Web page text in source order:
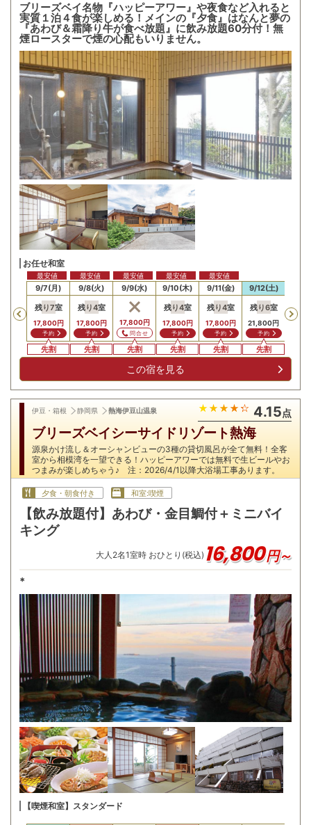
ブリーズベイ名物『ハッピーアワー』や夜食など入れると
実質１泊４食が楽しめる！メインの『夕食』はなんと夢の
『あわび＆霜降り牛が食べ放題』に飲み放題60分付！無
煙ロースターで煙の心配もいりません。
お任せ和室
Previous
9/7(月)
残り7室
17,800円
予約
先割
最安値
9/8(火)
残り4室
17,800円
予約
先割
最安値
9/9(水)
17,800円
問合せ
先割
最安値
9/10(木)
残り4室
17,800円
予約
先割
最安値
9/11(金)
残り4室
17,800円
予約
先割
最安値
9/12(土)
残り6室
21,800円
予約
先割
この宿を見る
伊豆・箱根 静岡県 熱海伊豆山温泉 4.15点
ブリーズベイシーサイドリゾート熱海
源泉かけ流し＆オーシャンビューの3種の貸切風呂が全て無料！全客
室から相模湾を一望できる！ハッピーアワーでは無料で生ビールやお
つまみが楽しめちゃう♪ 注：2026/4/1以降大浴場工事あります。
夕食・朝食付き 和室:喫煙
【飲み放題付】あわび・金目鯛付＋ミニバイ
キング
大人 2名1室時 おひとり(税込) 16,800円～
*
【喫煙和室】スタンダード